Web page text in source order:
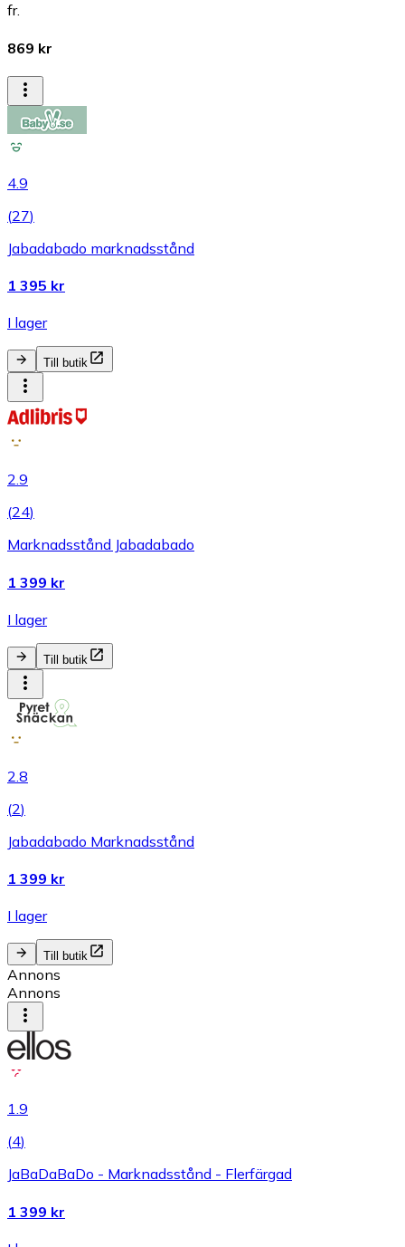
fr.
869 kr
4.9
(27)
Jabadabado marknadsstånd
1 395 kr
I lager
Till butik
2.9
(24)
Marknadsstånd Jabadabado
1 399 kr
I lager
Till butik
2.8
(2)
Jabadabado Marknadsstånd
1 399 kr
I lager
Till butik
Annons
Annons
1.9
(4)
JaBaDaBaDo - Marknadsstånd - Flerfärgad
1 399 kr